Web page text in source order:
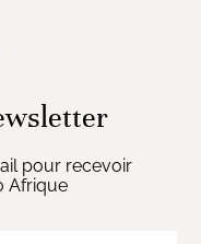
pour recevoir
Afrique